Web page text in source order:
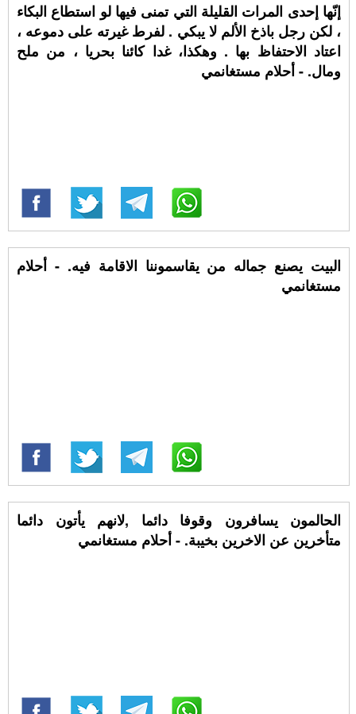
إنّها إحدى المرات القليلة التي تمنى فيها لو استطاع البكاء
، لكن رجل باذخ الألم لا يبكي . لفرط غيرته على دموعه ،
اعتاد الاحتفاظ بها . وهكذا، غدا كائنا بحريا ، من ملح
ومال. - أحلام مستغانمي
البيت يصنع جماله من يقاسموننا الاقامة فيه. - أحلام
مستغانمي
الحالمون يسافرون وقوفا دائما ,لانهم يأتون دائما
متأخرين عن الاخرين بخيبة. - أحلام مستغانمي